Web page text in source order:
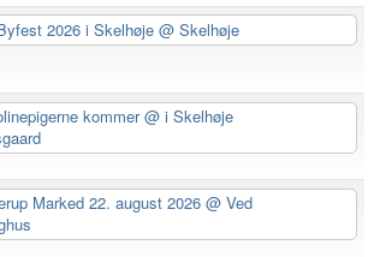
2026 i Skelhøje@ Skelhøje
kommer@ i Skelhøje
Marked 22. august 2026 @ Ved